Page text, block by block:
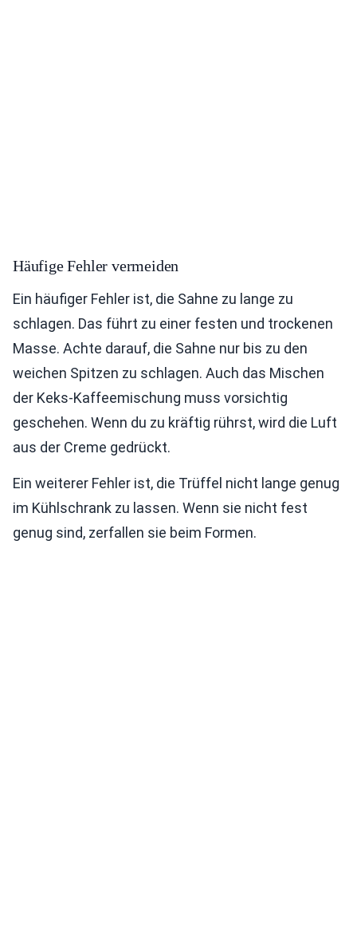
Häufige Fehler vermeiden
Ein häufiger Fehler ist, die Sahne zu lange zu
schlagen. Das führt zu einer festen und trockenen
Masse. Achte darauf, die Sahne nur bis zu den
weichen Spitzen zu schlagen. Auch das Mischen
der Keks-Kaffeemischung muss vorsichtig
geschehen. Wenn du zu kräftig rührst, wird die Luft
aus der Creme gedrückt.
Ein weiterer Fehler ist, die Trüffel nicht lange genug
im Kühlschrank zu lassen. Wenn sie nicht fest
genug sind, zerfallen sie beim Formen.